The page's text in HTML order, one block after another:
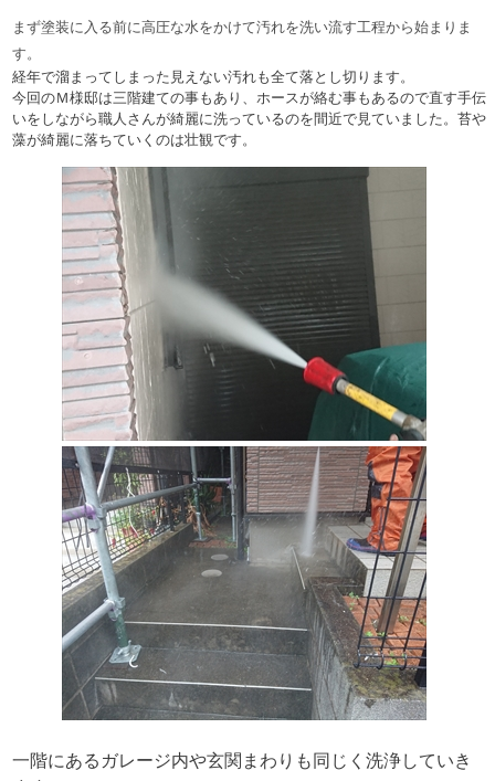
まず塗装に入る前に高圧な水をかけて汚れを洗い流す工程から始まりま
す。
経年で溜まってしまった見えない汚れも全て落とし切ります。
今回のＭ様邸は三階建ての事もあり、ホースが絡む事もあるので直す手伝
いをしながら職人さんが綺麗に洗っているのを間近で見ていました。苔や
藻が綺麗に落ちていくのは壮観です。
一階にあるガレージ内や玄関まわりも同じく洗浄していき